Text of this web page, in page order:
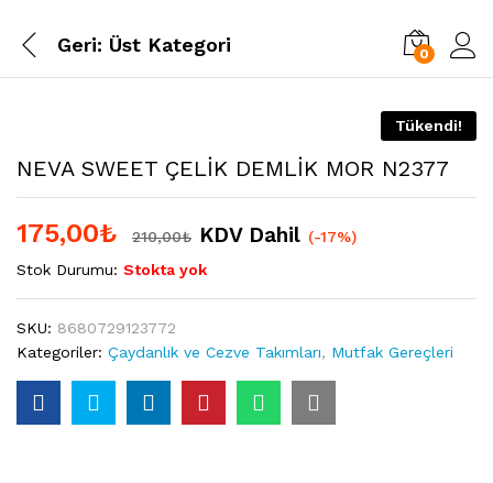
Geri: Üst Kategori 0
Tükendi!
NEVA SWEET ÇELİK DEMLİK MOR N2377
175,00₺ 210,00₺ KDV Dahil (-17%)
Stok Durumu: Stokta yok
SKU: 8680729123772
Kategoriler: Çaydanlık ve Cezve Takımları, Mutfak Gereçleri